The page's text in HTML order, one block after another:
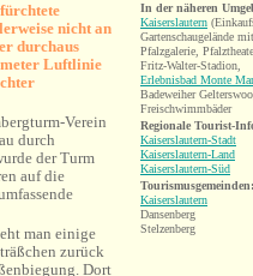
nicht an
durchaus
Luftlinie
Verein
durch
der Turm
auf die
man einige
zurück
Dort
In der näheren
Kaiserslautern
Gartenschaugelände
Pfalzgalerie,
Fritz-Walter-Stadion,
Erlebnisbad Monte
Badeweiher
Freischwimmbäder
Regionale Tourist-
Kaiserslautern-Stadt
Kaiserslautern-Land
Kaiserslautern-Süd
Tourismusgemeinden:
Kaiserslautern
Dansenberg
Stelzenberg